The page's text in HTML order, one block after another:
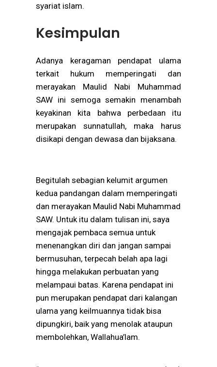
syariat islam.
Kesimpulan
Adanya keragaman pendapat ulama
terkait hukum memperingati dan
merayakan Maulid Nabi Muhammad
SAW ini semoga semakin menambah
keyakinan kita bahwa perbedaan itu
merupakan sunnatullah, maka harus
disikapi dengan dewasa dan bijaksana.
Begitulah sebagian kelumit argumen
kedua pandangan dalam memperingati
dan merayakan Maulid Nabi Muhammad
SAW. Untuk itu dalam tulisan ini, saya
mengajak pembaca semua untuk
menenangkan diri dan jangan sampai
bermusuhan, terpecah belah apa lagi
hingga melakukan perbuatan yang
melampaui batas. Karena pendapat ini
pun merupakan pendapat dari kalangan
ulama yang keilmuannya tidak bisa
dipungkiri, baik yang menolak ataupun
membolehkan, Wallahua’lam.